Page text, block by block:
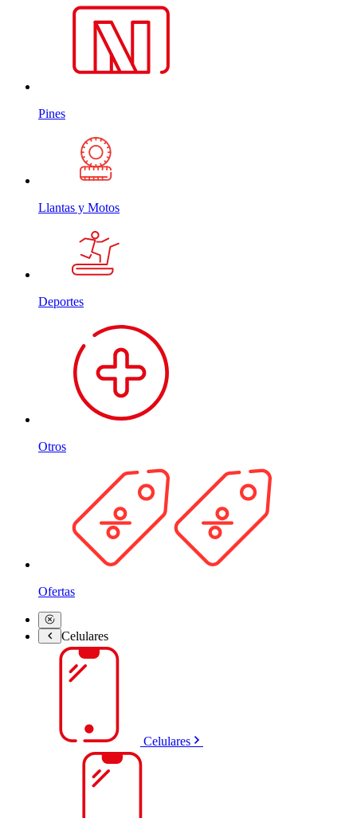
Pines
Llantas y Motos
Deportes
Otros
Ofertas
Celulares
Celulares